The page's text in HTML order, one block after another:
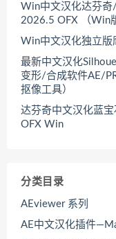
Win中文汉化达芬奇
2026.5 OFX （Win
Win中文汉化独立版
最新中文汉化
变形/合成软件AE/
抠像工具）
达芬奇中文汉化蓝
OFX Win
分类目录
AEviewer 系列
AE中文汉化插件